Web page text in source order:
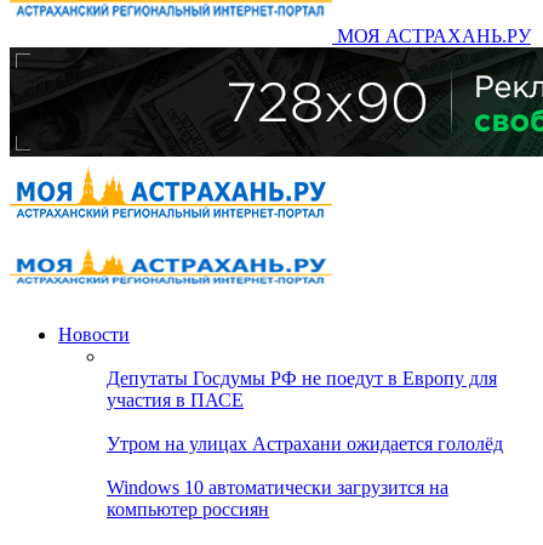
МОЯ АСТРАХАНЬ.РУ
Новости
Депутаты Госдумы РФ не поедут в Европу для
участия в ПАСЕ
Утром на улицах Астрахани ожидается гололёд
Windows 10 автоматически загрузится на
компьютер россиян